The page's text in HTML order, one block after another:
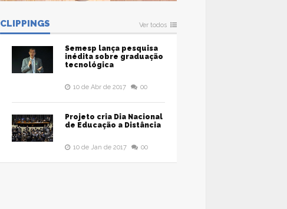
CLIPPINGS Ver todos
Semesp lança pesquisa
inédita sobre graduação
tecnológica
10 de Abr de 2017 00
Projeto cria Dia Nacional
de Educação a Distância
10 de Jan de 2017 00